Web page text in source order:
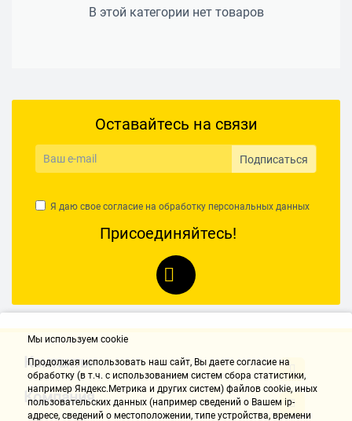
В этой категории нет товаров
Оставайтесь на связи
Подписаться
Я даю свое согласие на обработку персональных данных
Присоединяйтесь!
Контакты
Компания
Мы используем cookie
Продолжая использовать наш cайт, Вы даете согласие на
обработку (в т.ч. с использованием систем сбора статистики,
например Яндекс.Метрика и других систем) файлов cookie, иных
пользовательских данных (например сведений о Вашем ip-
адресе, сведений о местоположении, типе устройства, времени